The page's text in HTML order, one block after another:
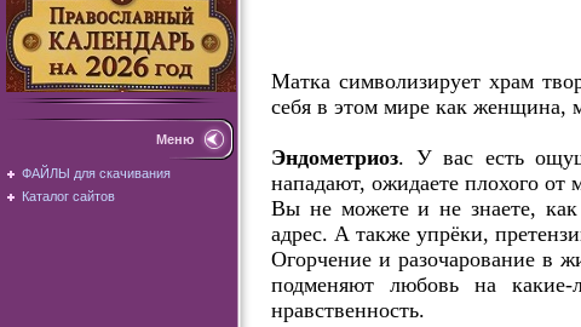
Меню
ФАЙЛЫ для скачивания
Каталог сайтов
Матка символизирует храм
себя в этом мире как женщина,
Эндометриоз. У вас есть
нападают, ожидаете плохого от
Вы не можете и не знаете, как
адрес. А также упрёки,
Огорчение и разочарование в
подменяют любовь на какие-
нравственность.